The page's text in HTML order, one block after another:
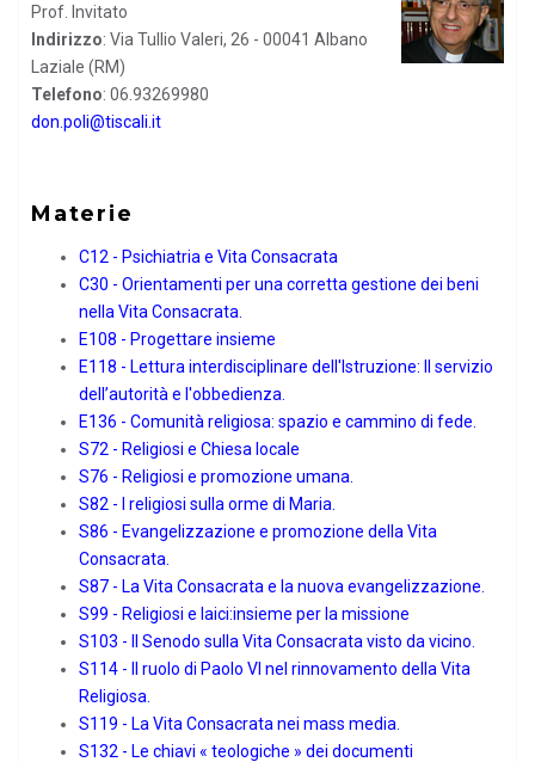
Prof. Invitato
Indirizzo: Via Tullio Valeri, 26 - 00041 Albano
Laziale (RM)
Telefono: 06.93269980
don.poli@tiscali.it
Materie
C12 - Psichiatria e Vita Consacrata
C30 - Orientamenti per una corretta gestione dei beni
nella Vita Consacrata.
E108 - Progettare insieme
E118 - Lettura interdisciplinare dell′Istruzione: Il servizio
dell’autorità e l′obbedienza.
E136 - Comunità religiosa: spazio e cammino di fede.
S72 - Religiosi e Chiesa locale
S76 - Religiosi e promozione umana.
S82 - I religiosi sulla orme di Maria.
S86 - Evangelizzazione e promozione della Vita
Consacrata.
S87 - La Vita Consacrata e la nuova evangelizzazione.
S99 - Religiosi e laici:insieme per la missione
S103 - Il Senodo sulla Vita Consacrata visto da vicino.
S114 - Il ruolo di Paolo VI nel rinnovamento della Vita
Religiosa.
S119 - La Vita Consacrata nei mass media.
S132 - Le chiavi « teologiche » dei documenti